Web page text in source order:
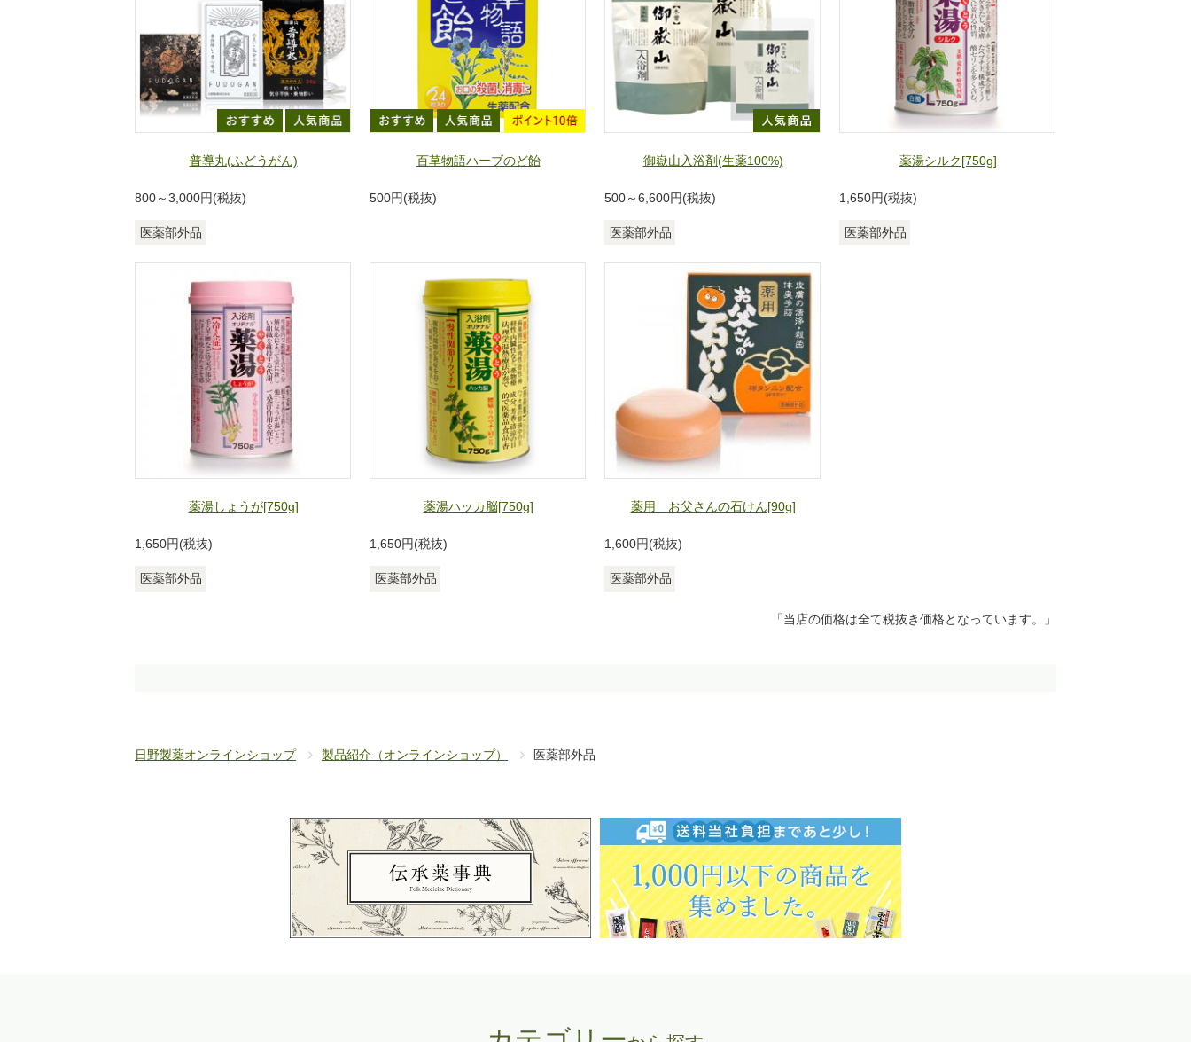
普導丸(ふどうがん)
800～3,000円(税抜)
医薬部外品
百草物語ハーブのど飴
500円(税抜)
御嶽山入浴剤(生薬100%)
500～6,600円(税抜)
医薬部外品
薬湯シルク[750g]
1,650円(税抜)
医薬部外品
薬湯しょうが[750g]
1,650円(税抜)
医薬部外品
薬湯ハッカ脳[750g]
1,650円(税抜)
医薬部外品
薬用 お父さんの石けん[90g]
1,600円(税抜)
医薬部外品
「当店の価格は全て税抜き価格となっています。」
日野製薬オンラインショップ 製品紹介（オンラインショップ） 医薬部外品